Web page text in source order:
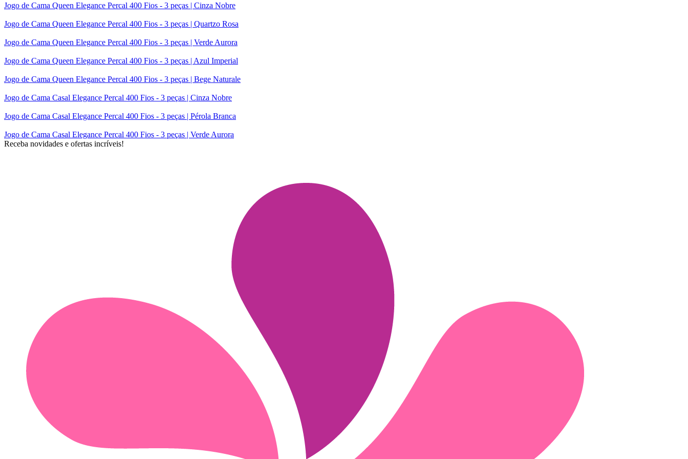
Jogo de Cama Queen Elegance Percal 400 Fios - 3 peças | Cinza Nobre
Jogo de Cama Queen Elegance Percal 400 Fios - 3 peças | Quartzo Rosa
Jogo de Cama Queen Elegance Percal 400 Fios - 3 peças | Verde Aurora
Jogo de Cama Queen Elegance Percal 400 Fios - 3 peças | Azul Imperial
Jogo de Cama Queen Elegance Percal 400 Fios - 3 peças | Bege Naturale
Jogo de Cama Casal Elegance Percal 400 Fios - 3 peças | Cinza Nobre
Jogo de Cama Casal Elegance Percal 400 Fios - 3 peças | Pérola Branca
Jogo de Cama Casal Elegance Percal 400 Fios - 3 peças | Verde Aurora
Receba novidades e ofertas incríveis!